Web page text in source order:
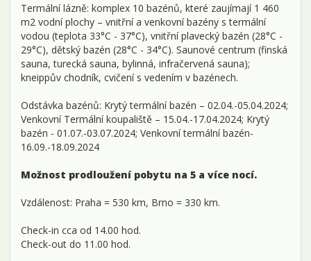
Termální lázně: komplex 10 bazénů, které zaujímají 1 460
m2 vodní plochy – vnitřní a venkovní bazény s termální
vodou (teplota 33°C - 37°C), vnitřní plavecký bazén (28°C -
29°C), dětský bazén (28°C - 34°C). Saunové centrum (finská
sauna, turecká sauna, bylinná, infračervená sauna);
kneippův chodník, cvičení s vedením v bazénech.
Odstávka bazénů: Krytý termální bazén – 02.04.-05.04.2024;
Venkovní Termální koupaliště – 15.04.-17.04.2024; Krytý
bazén - 01.07.-03.07.2024; Venkovní termální bazén-
16.09.-18.09.2024
Možnost prodloužení pobytu na 5 a více nocí.
Vzdálenost: Praha = 530 km, Brno = 330 km.
Check-in cca od 14.00 hod.
Check-out do 11.00 hod.